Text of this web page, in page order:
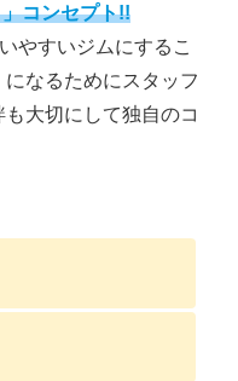
コンセプト!!
やすいジムにするこ
なるためにスタッフ
大切にして独自のコ